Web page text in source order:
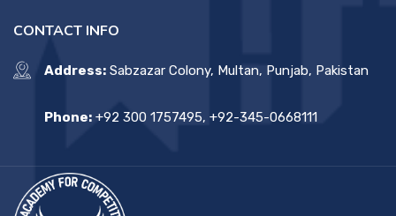
CONTACT INFO
Address: Sabzazar Colony, Multan, Punjab, Pakistan
Phone: +92 300 1757495, +92-345-0668111